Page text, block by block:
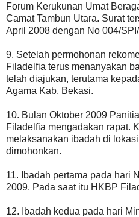
Forum Kerukunan Umat
Camat Tambun Utara. Surat
April 2008 dengan No 004/
9. Setelah permohonan
Filadelfia terus menanyakan
telah diajukan, terutama
Agama Kab. Bekasi.
10. Bulan Oktober 2009
Filadelfia mengadakan rapat.
melaksanakan ibadah di
dimohonkan.
11. Ibadah pertama pada hari
2009. Pada saat itu HKBP
12. Ibadah kedua pada hari